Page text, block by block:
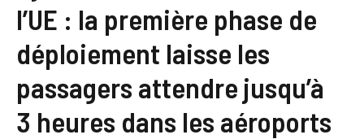
l’UE : la première phase de
déploiement laisse les
passagers attendre jusqu’à
3 heures dans les aéroports